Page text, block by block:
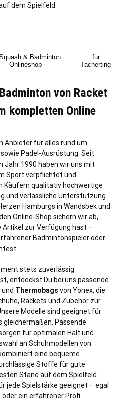
dem Spielfeld.
Squash & Badminton
Onlineshop
für
Tacherting
von Racket
kompletten Online
Anbieter für alles rund um
Padel-Ausrüstung. Seit
Jahr 1990 haben wir uns mit
Sport verpflichtet und
Käufern qualitativ hochwertige
und verlässliche Unterstützung.
Hamburgs in Wandsbek und
Online-Shop sichern wir ab,
Artikel zur Verfügung hast –
Badmintonspieler oder
stets zuverlässig
entdeckst Du bei uns passende
und Thermobags von Yonex, die
Rackets und Zubehör zur
Modelle sind geeignet für
gleichermaßen. Passende
für optimalen Halt und
an Schuhmodellen von
eine bequeme
Stoffe für gute
Stand auf dem Spielfeld.
jede Spielstärke geeignet – egal
ein erfahrener Profi.